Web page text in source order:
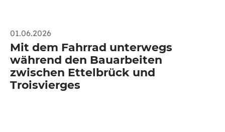
01.06.2026
Mit dem Fahrrad unterwegs
während den Bauarbeiten
zwischen Ettelbrück und
Troisvierges